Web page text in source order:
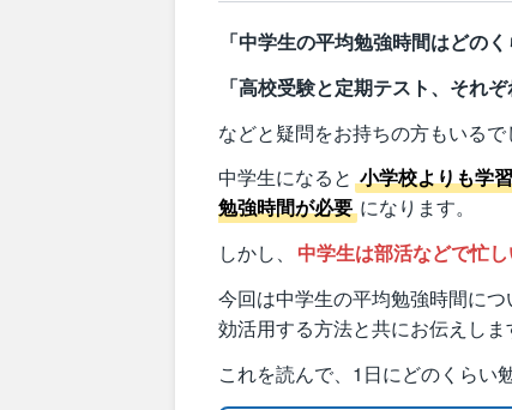
「中学生の平均勉強時間はどのく
「高校受験と定期テスト、それ
などと疑問をお持ちの方もいるで
中学生になると 小学校よりも学
勉強時間が必要 になります。
しかし、
中学生は部活などで忙
今回は中学生の平均勉強時間に
効活用する方法と共にお伝えしま
これを読んで、1日にどのくらい